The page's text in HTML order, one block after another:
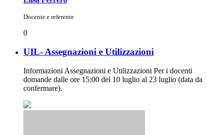
Docente e referente
0
UIL- Assegnazioni e Utilizzazioni
Informazioni Assegnazioni e Utilizzazioni Per i docenti
domande dalle ore 15:00 del 10 luglio al 23 luglio (data da
confermare).